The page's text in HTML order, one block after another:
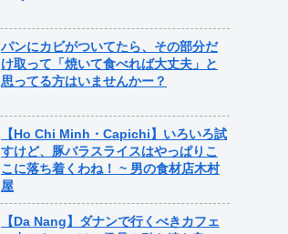
パンにカビがついてたら、その部分だ
け取って「焼いて食べれば大丈夫」と
思ってる方はいませんかー？
【Ho Chi Minh・Capichi】いろいろ試
すけど、豚バラスライスはやっぱりこ
こに落ち着くわね！ ~ 男の食材店木村
屋
【Da Nang】ダナンで行くべきカフェ